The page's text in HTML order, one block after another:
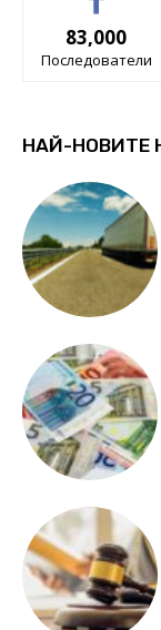
83,000
Последователи
НАЙ-НОВИТЕ